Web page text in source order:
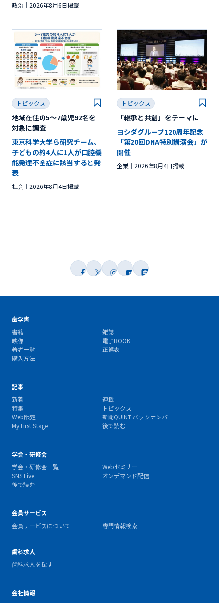
政治 2026年8月6日掲載
トピックス
地域在住の5～7歳児92名を
対象に調査
東京科学大学ら研究チーム、
子どもの約4人に1人が口腔機
能発達不全症に該当すると発
表
社会 2026年8月4日掲載
トピックス
「継承と共創」をテーマに
ヨシダグループ120周年記念
「第20回DNA特別講演会」が
開催
企業 2026年8月4日掲載
歯学書
書籍
雑誌
映像
電子BOOK
著者一覧
正誤表
購入方法
記事
新着
連載
特集
トピックス
Web限定
新聞QUINT バックナンバー
My First Stage
後で読む
学会・研修会
学会・研修会一覧
Webセミナー
SNS Live
オンデマンド配信
後で読む
会員サービス
会員サービスについて
専門情報検索
歯科求人
歯科求人を探す
会社情報